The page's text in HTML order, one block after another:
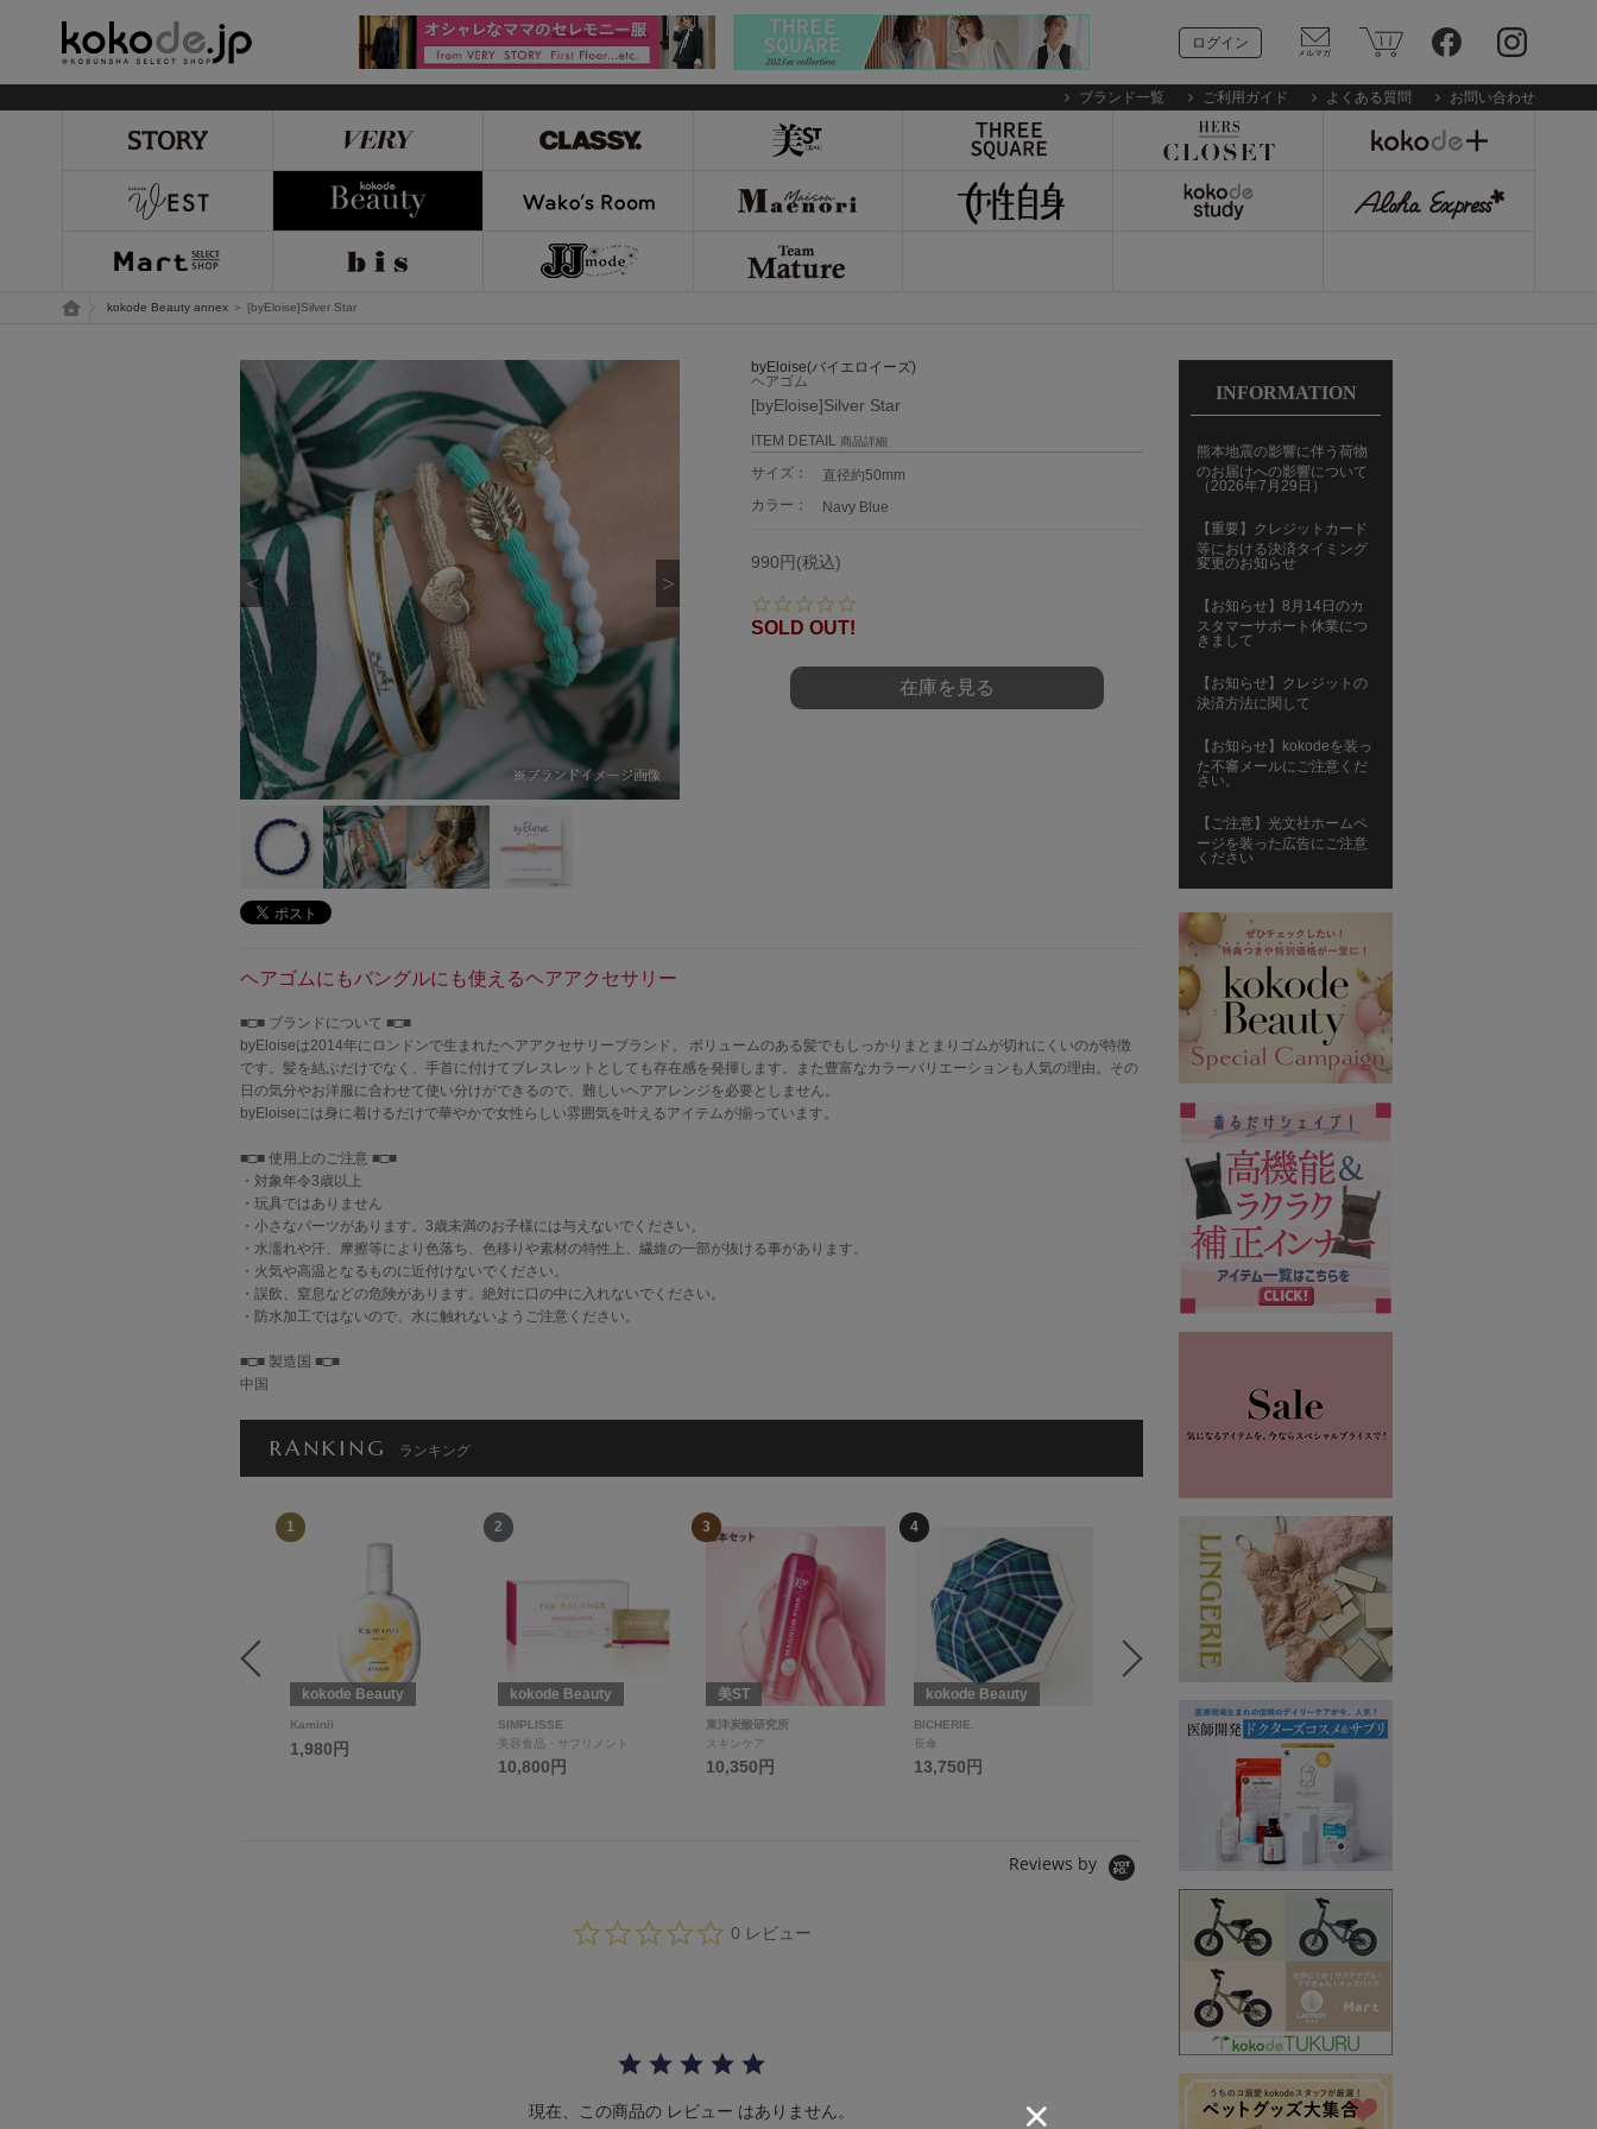
ログイン
ブランド一覧 ご利用ガイド よくある質問 お問い合わせ
トップページ
kokode Beauty annex ＞ [byEloise]Silver Star
byEloise(バイエロイーズ)
ヘアゴム
[byEloise]Silver Star
ITEM DETAIL 商品詳細
サイズ：
直径約50mm
カラー：
Navy Blue
990円(税込)
t
r
SOLD OUT!
在庫を見る
ヘアゴムにもバングルにも使えるヘアアクセサリー
■□■ ブランドについて ■□■
byEloiseは2014年にロンドンで生まれたヘアアクセサリーブランド。 ボリュームのある髪でもしっかりまとまりゴムが切れにくいのが特徴
です。髪を結ぶだけでなく、手首に付けてブレスレットとしても存在感を発揮します。また豊富なカラーバリエーションも人気の理由。その
日の気分やお洋服に合わせて使い分けができるので、難しいヘアアレンジを必要としません。
byEloiseには身に着けるだけで華やかで女性らしい雰囲気を叶えるアイテムが揃っています。
■□■ 使用上のご注意 ■□■
・対象年令3歳以上
・玩具ではありません
・小さなパーツがあります。3歳未満のお子様には与えないでください。
・水濡れや汗、摩擦等により色落ち、色移りや素材の特性上、繊維の一部が抜ける事があります。
・火気や高温となるものに近付けないでください。
・誤飲、窒息などの危険があります。絶対に口の中に入れないでください。
・防水加工ではないので、水に触れないようご注意ください。
■□■ 製造国 ■□■
中国
RANKING ランキング
1
kokode Beauty
Kaminii
1,980円
2
kokode Beauty
SIMPLISSE
美容食品・サプリメント
10,800円
3
美ST
東洋炭酸研究所
スキンケア
10,350円
4
kokode Beauty
BICHERIE.
長傘
13,750円
Ohim Ohim Bym
HERBAN ESSENTIALS
フェイスタオル
3,234円
Reviews by
0.
0
a
0 レビュー
現在、この商品の レビュー はありません。
INFORMATION
熊本地震の影響に伴う荷物
のお届けへの影響について
（2026年7月29日）
【重要】クレジットカード
等における決済タイミング
変更のお知らせ
【お知らせ】8月14日のカ
スタマーサポート休業につ
きまして
【お知らせ】クレジットの
決済方法に関して
【お知らせ】kokodeを装っ
た不審メールにご注意くだ
さい。
【ご注意】光文社ホームペ
ージを装った広告にご注意
ください